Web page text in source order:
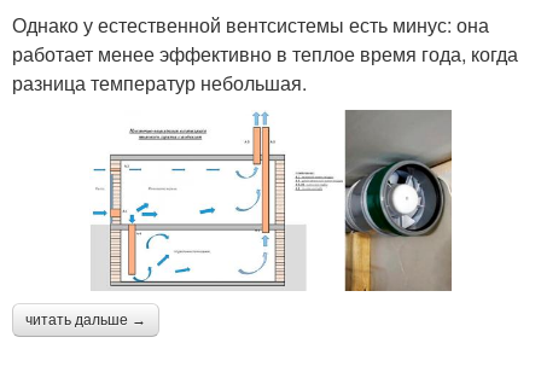
Однако у естественной вентсистемы есть минус: она
работает менее эффективно в теплое время года, когда
разница температур небольшая.
читать дальше →